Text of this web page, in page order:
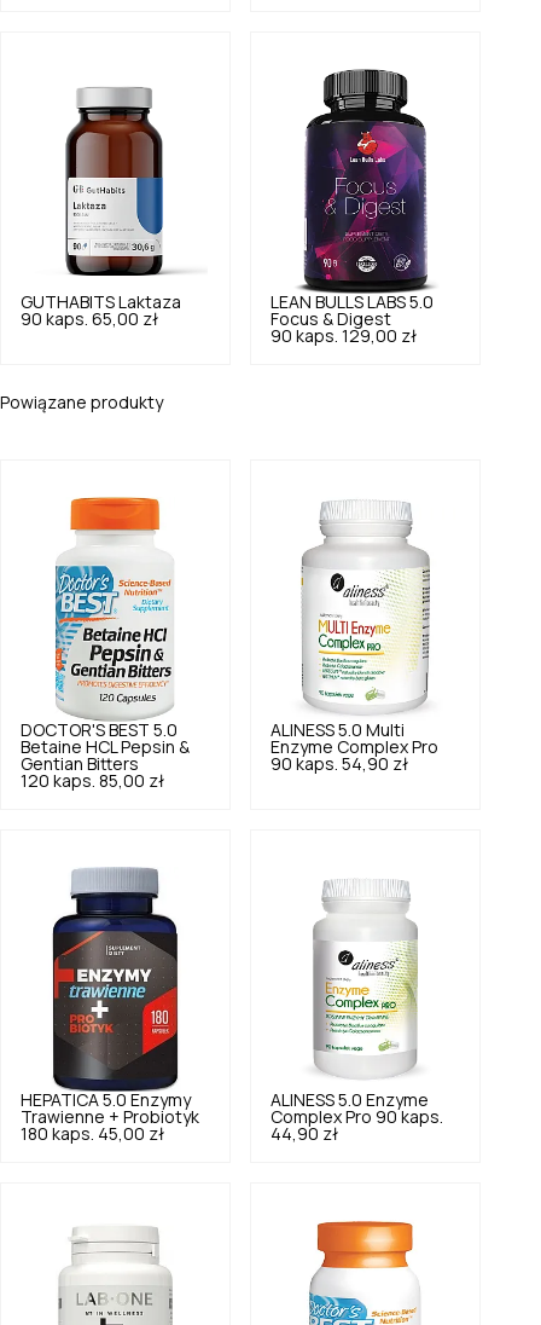
GUTHABITS
Laktaza
90 kaps. 65,00 zł
LEAN BULLS LABS 5.0
Focus & Digest
90 kaps. 129,00 zł
Powiązane produkty
DOCTOR'S BEST 5.0
Betaine HCL Pepsin &
Gentian Bitters
120 kaps. 85,00 zł
ALINESS 5.0 Multi
Enzyme Complex Pro
90 kaps. 54,90 zł
HEPATICA 5.0 Enzymy
Trawienne + Probiotyk
180 kaps. 45,00 zł
ALINESS 5.0 Enzyme
Complex Pro 90 kaps.
44,90 zł